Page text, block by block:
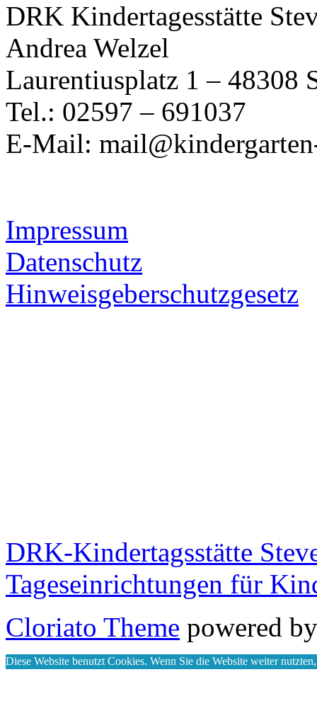
DRK Kindertagesstätte
Andrea Welzel
Laurentiusplatz 1 – 48308
Tel.: 02597 – 691037
E-Mail:
Impressum
Datenschutz
Hinweisgeberschutzgesetz
DRK-Kindertagsstätte
Tageseinrichtungen für
Cloriato Theme powered
Diese Website benutzt Cookies. Wenn Sie die Website weiter